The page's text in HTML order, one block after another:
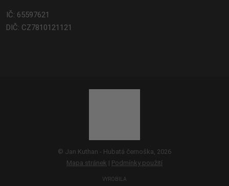
IČ: 65597621
DIČ: CZ7810121121
© Jan Kuthan - Hubatá černoška, 2026
Mapa stránek | Podmínky použití
VYROBILA